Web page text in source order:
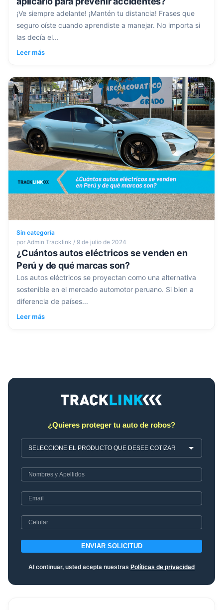
¡Ve siempre adelante! ¡Mantén tu distancia! Frases que
seguro oíste cuando aprendiste a manejar. No importa si
las decía el...
Leer más
Sin categoría
por Admin Tracklink / 9 de julio de 2024
¿Cuántos autos eléctricos se venden en
Perú y de qué marcas son?
Los autos eléctricos se proyectan como una alternativa
sostenible en el mercado automotor peruano. Si bien a
diferencia de países...
Leer más
¿Quieres proteger tu auto de robos?
ENVIAR SOLICITUD
Al continuar, usted acepta nuestras Políticas de privacidad